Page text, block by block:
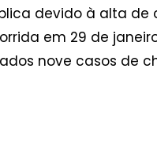
devido à alta de
em 29 de
nove casos de